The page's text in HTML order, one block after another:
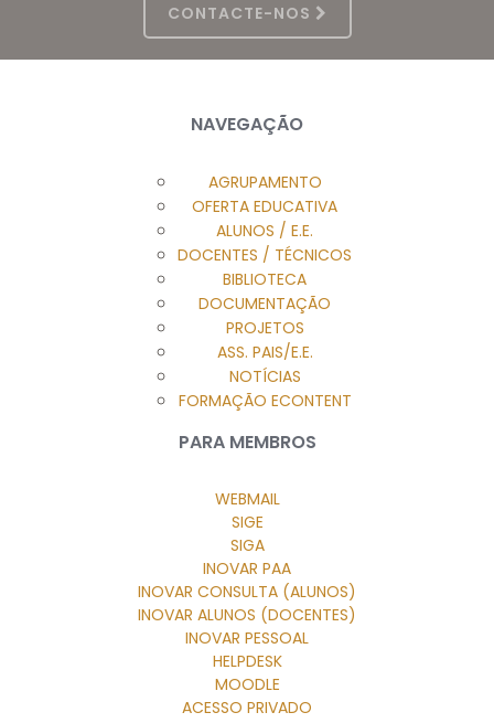
CONTACTE-NOS
NAVEGAÇÃO
AGRUPAMENTO
OFERTA EDUCATIVA
ALUNOS / E.E.
DOCENTES / TÉCNICOS
BIBLIOTECA
DOCUMENTAÇÃO
PROJETOS
ASS. PAIS/E.E.
NOTÍCIAS
FORMAÇÃO ECONTENT
PARA MEMBROS
WEBMAIL
SIGE
SIGA
INOVAR PAA
INOVAR CONSULTA (ALUNOS)
INOVAR ALUNOS (DOCENTES)
INOVAR PESSOAL
HELPDESK
MOODLE
ACESSO PRIVADO